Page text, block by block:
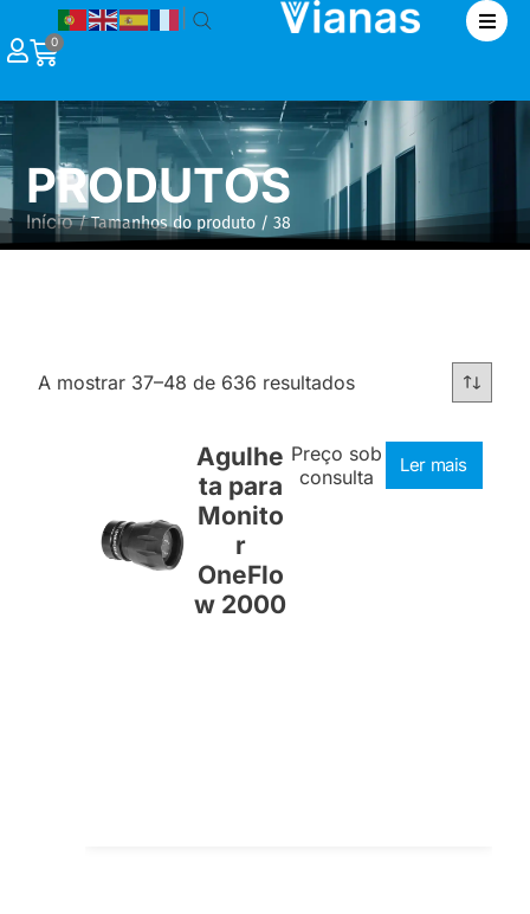
0
PRODUTOS
Início/ Tamanhos do produto / 38
A mostrar 37–48 de 636 resultados
Agulhe
ta para
Monito
r
OneFlo
w 2000
Preço sob
consulta
Ler mais